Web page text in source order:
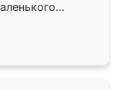
второй раз
очень
быстрая,